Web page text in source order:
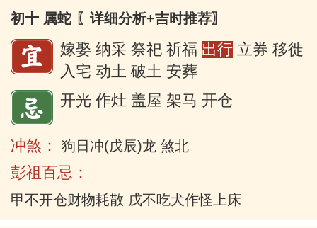
初十 属蛇 〖详细分析+吉时推荐〗
嫁娶 纳采 祭祀 祈福 出行 立券 移徙
入宅 动土 破土 安葬
开光 作灶 盖屋 架马 开仓
冲煞： 狗日冲(戊辰)龙 煞北
彭祖百忌：
甲不开仓财物耗散 戌不吃犬作怪上床